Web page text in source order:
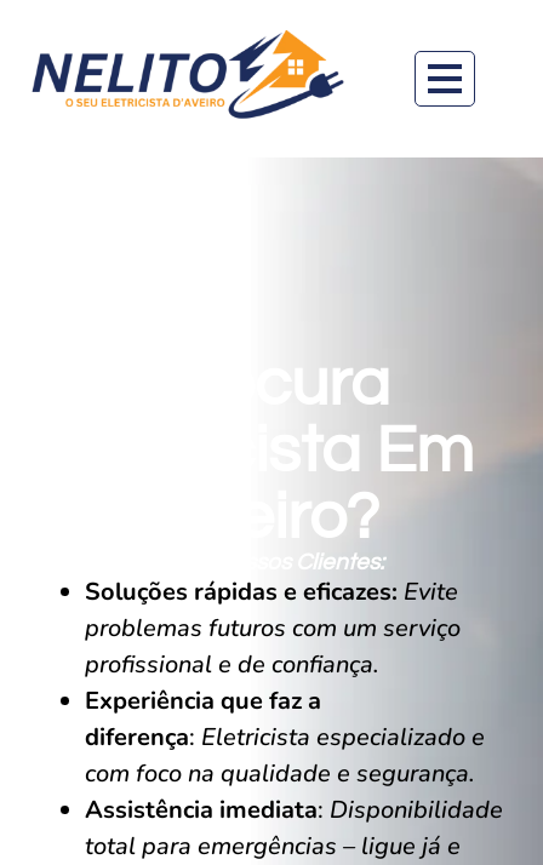
Procura
Eletricista Em
Aveiro?
Oferecemos Aos Nossos Clientes:
Soluções rápidas e eficazes: Evite
problemas futuros com um serviço
profissional e de confiança.
Experiência que faz a
diferença: Eletricista especializado e
com foco na qualidade e segurança.
Assistência imediata: Disponibilidade
total para emergências – ligue já e